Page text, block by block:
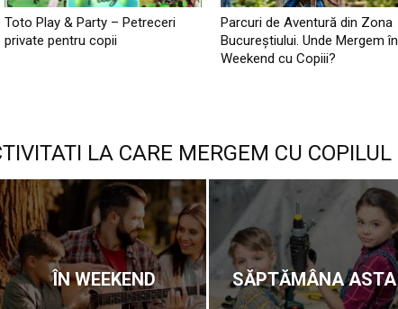
Toto Play & Party – Petreceri
private pentru copii
Parcuri de Aventură din Zona
Bucureştiului. Unde Mergem în
Weekend cu Copiii?
LA CARE MERGEM CU COPILUL
ÎN WEEKEND SĂPTĂMÂNA ASTA